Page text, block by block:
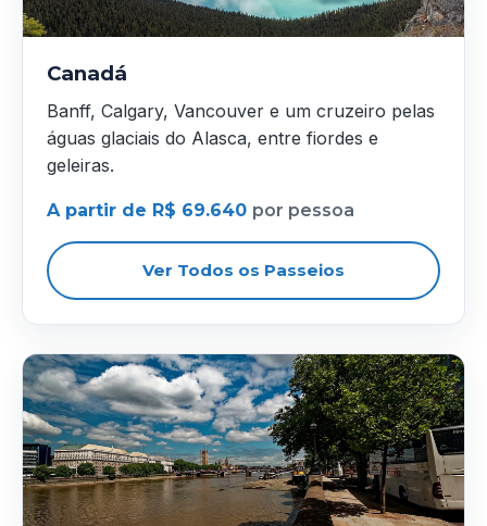
Canadá
Banff, Calgary, Vancouver e um cruzeiro pelas
águas glaciais do Alasca, entre fiordes e
geleiras.
A partir de R$ 69.640 por pessoa
Ver Todos os Passeios